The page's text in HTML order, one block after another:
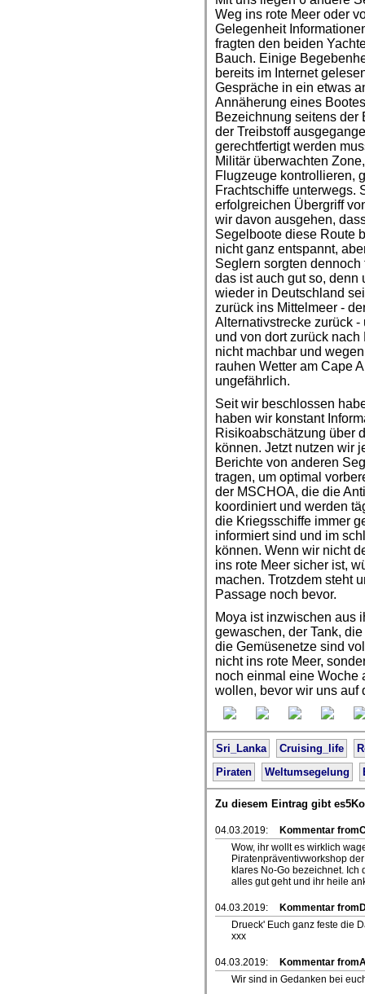
Weg ins rote Meer oder
Gelegenheit
fragten den beiden
Bauch. Einige
bereits im Internet
Gespräche in ein etwas
Annäherung eines
Bezeichnung seitens der
der Treibstoff
gerechtfertigt werden
Militär überwachten
Flugzeuge kontrollieren,
Frachtschiffe unterwegs.
erfolgreichen Übergriff
wir davon ausgehen,
Segelboote diese Route
nicht ganz entspannt,
Seglern sorgten
das ist auch gut so, denn
wieder in Deutschland
zurück ins Mittelmeer -
Alternativstrecke zurück
und von dort zurück
nicht machbar und
rauhen Wetter am Cape
ungefährlich.
Seit wir beschlossen
haben wir konstant
Risikoabschätzung über
können. Jetzt nutzen wir
Berichte von anderen
tragen, um optimal
der MSCHOA, die die
koordiniert und werden
die Kriegsschiffe immer
informiert sind und im
können. Wenn wir nicht
ins rote Meer sicher ist,
machen. Trotzdem steht
Passage noch bevor.
Moya ist inzwischen aus
gewaschen, der Tank,
die Gemüsenetze sind
nicht ins rote Meer,
noch einmal eine Woche
wollen, bevor wir uns auf
Sri_Lanka Cruising_life
Piraten
Weltumsegelung
Zu diesem Eintrag gibt
04.03.2019:
Kommentar
Wow, ihr wollt es wirklich
Piratenpräventivworkshop
klares No-Go bezeichnet. Ich
alles gut geht und ihr heile
04.03.2019:
Kommentar
Drueck' Euch ganz feste die
xxx
04.03.2019:
Kommentar
Wir sind in Gedanken bei